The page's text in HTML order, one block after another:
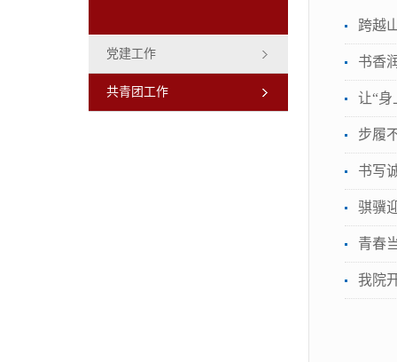
党建工作
共青团工作
跨越
书香
让“身
步履
书写
骐骥
青春
我院